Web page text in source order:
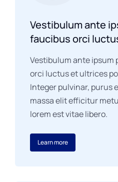
Vestibulum ante
faucibus orci
Vestibulum ante ipsum
orci luctus et ultrices
Integer pulvinar, purus
massa elit efficitur
lorem est vitae libero.
Learn more